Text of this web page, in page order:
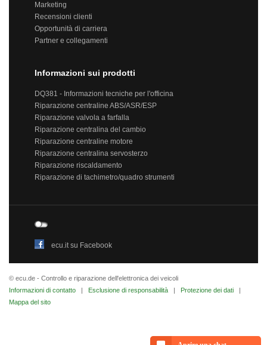
Marketing
Recensioni clienti
Opportunità di carriera
Partner e collegamenti
Informazioni sui prodotti
DQ381 - Informazioni tecniche per l'officina
Riparazione centraline ABS/ASR/ESP
Riparazione valvola a farfalla
Riparazione centralina del cambio
Riparazione centraline motore
Riparazione centralina servosterzo
Riparazione riscaldamento
Riparazione di tachimetro/quadro strumenti
ecu.it su Facebook
© ecu.de - Controllo e riparazione dell'elettronica dei veicoli
Informazioni di contatto
| Esclusione di responsabilità | Protezione dei dati
|
Mappa del sito